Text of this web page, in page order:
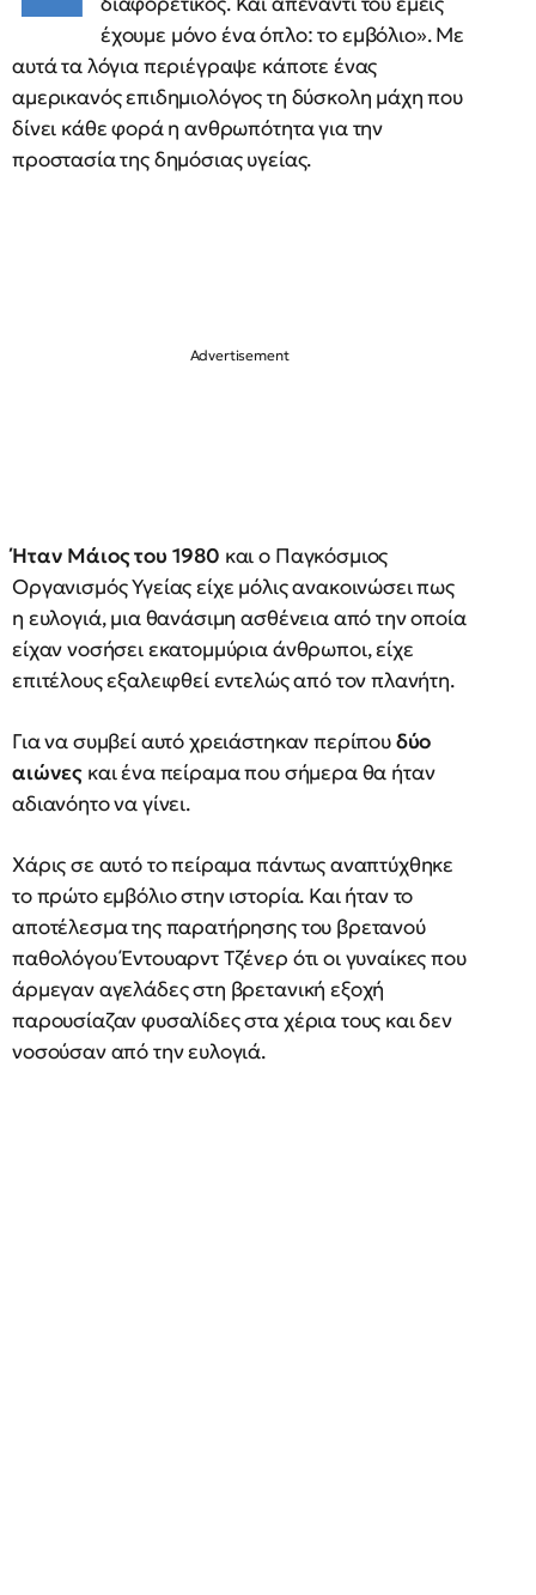
έχουμε μόνο ένα όπλο: το εμβόλιο». Με
αυτά τα λόγια περιέγραψε κάποτε ένας
αμερικανός επιδημιολόγος τη δύσκολη μάχη που
δίνει κάθε φορά η ανθρωπότητα για την
προστασία της δημόσιας υγείας.
Ήταν Μάιος του 1980 και ο Παγκόσμιος
Οργανισμός Υγείας είχε μόλις ανακοινώσει πως
η ευλογιά, μια θανάσιμη ασθένεια από την οποία
είχαν νοσήσει εκατομμύρια άνθρωποι, είχε
επιτέλους εξαλειφθεί εντελώς από τον πλανήτη.
Για να συμβεί αυτό χρειάστηκαν περίπουδύο
αιώνες και ένα πείραμα που σήμερα θα ήταν
αδιανόητο να γίνει.
Χάρις σε αυτό το πείραμα πάντως αναπτύχθηκε
το πρώτο εμβόλιο στην ιστορία. Και ήταν το
αποτέλεσμα της παρατήρησης του βρετανού
παθολόγου Έντουαρντ Τζένερ ότι οι γυναίκες που
άρμεγαν αγελάδες στη βρετανική εξοχή
παρουσίαζαν φυσαλίδες στα χέρια τους και δεν
νοσούσαν από την ευλογιά.